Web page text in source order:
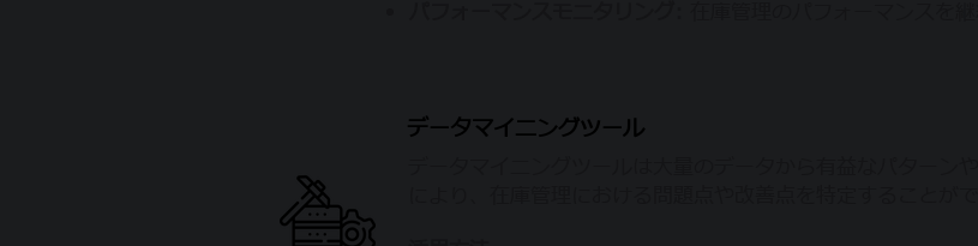
データマイニングツール